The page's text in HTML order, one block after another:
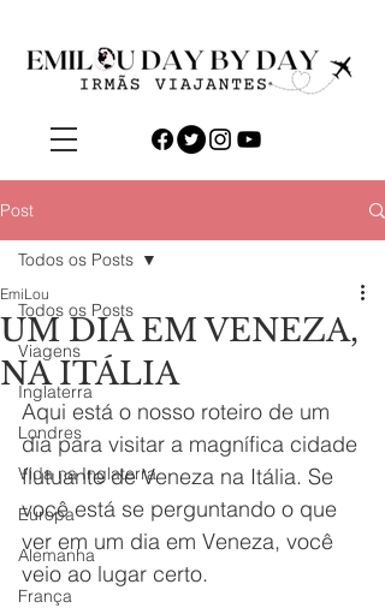
Post
Todos os Posts
Viagens
Inglaterra
Londres
Vida na Inglaterra
Europa
Alemanha
França
Todos os Posts
UM DIA EM VENEZA,
NA ITÁLIA
EmiLou
Aqui está o nosso roteiro de um
dia para visitar a magnífica cidade
flutuante de Veneza na Itália. Se
você está se perguntando o que
ver em um dia em Veneza, você
veio ao lugar certo.